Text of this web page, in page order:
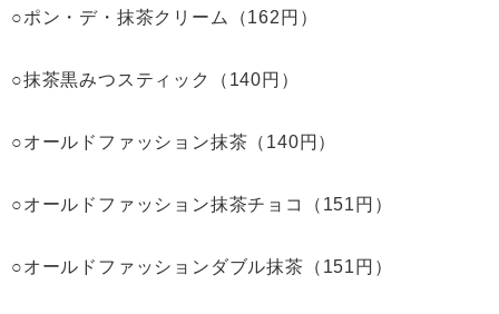
○ポン・デ・抹茶クリーム（162円）
○抹茶黒みつスティック（140円）
○オールドファッション抹茶（140円）
○オールドファッション抹茶チョコ（151円）
○オールドファッションダブル抹茶（151円）